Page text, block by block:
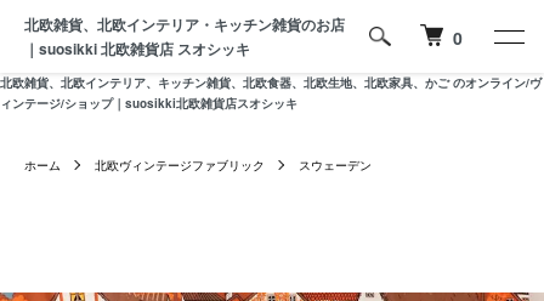
北欧雑貨、北欧インテリア、キッチン雑貨、北欧食器、北欧生地、北欧家具、かご のオンライン/ヴ
ィンテージ/ショップ｜suosikki北欧雑貨店スオシッキ
北欧雑貨、北欧インテリア・キッチン雑貨のお店
｜suosikki 北欧雑貨店 スオシッキ
0
ホーム 北欧ヴィンテージファブリック スウェーデン